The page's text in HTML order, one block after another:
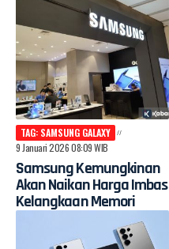
TAG: SAMSUNG GALAXY
9 Januari 2026 08:09 WIB
Samsung Kemungkinan
Akan Naikan Harga Imbas
Kelangkaan Memori